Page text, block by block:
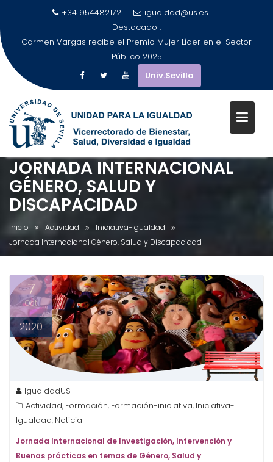
Saltar
contenido
+34 954482172
igualdad@us.es
Destacado :
Carmen Vargas recibe el Premio Mujer Líder en el Sector
Público 2025
Univ.Sevilla
JORNADA INTERNACIONAL
GÉNERO, SALUD Y
DISCAPACIDAD
Inicio Actividad
Iniciativa-Igualdad
Jornada Internacional Género, Salud y Discapacidad
7
Oct
2020
IgualdadUS
Actividad, Formación, Formación-iniciativa, Iniciativa-
Igualdad, Noticia
Jornada Internacional de Investigación, Intervención y
Buenas prácticas en temas de Género, Salud y